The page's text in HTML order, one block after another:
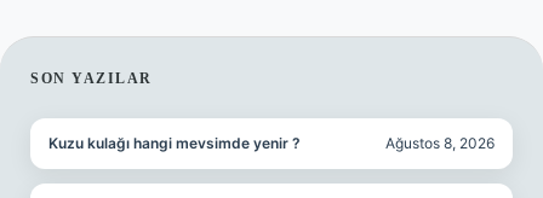
SIDEBAR
SON YAZILAR
Kuzu kulağı hangi mevsimde yenir ? Ağustos 8, 2026